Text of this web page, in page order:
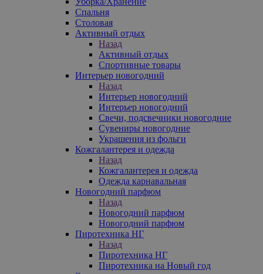
Спальня
Столовая
Активный отдых
Назад
Активный отдых
Спортивные товары
Интерьер новогодний
Назад
Интерьер новогодний
Интерьер новогодний
Свечи, подсвечники новогодние
Сувениры новогодние
Украшения из фольги
Кожгалантерея и одежда
Назад
Кожгалантерея и одежда
Одежда карнавальная
Новогодний парфюм
Назад
Новогодний парфюм
Новогодний парфюм
Пиротехника НГ
Назад
Пиротехника НГ
Пиротехника на Новый год